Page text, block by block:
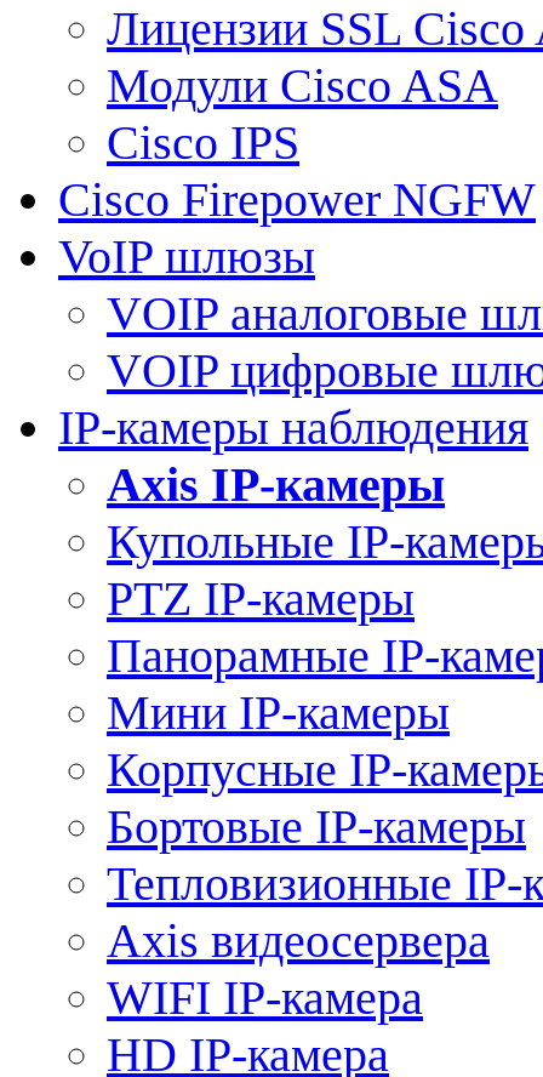
Лицензии SSL Cisco
Модули Cisco ASA
Cisco IPS
Cisco Firepower NGFW
VoIP шлюзы
VOIP аналоговые
VOIP цифровые
IP-камеры наблюдения
Axis IP-камеры
Купольные IP-
PTZ IP-камеры
Панорамные IP-
Мини IP-камеры
Корпусные IP-
Бортовые IP-камеры
Тепловизионные IP-
Axis видеосервера
WIFI IP-камера
HD IP-камера